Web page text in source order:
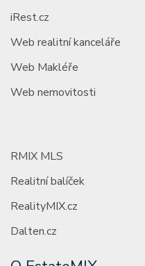
iRest.cz
Web realitní kanceláře
Web Makléře
Web nemovitosti
RMIX MLS
Realitní balíček
RealityMIX.cz
Dalten.cz